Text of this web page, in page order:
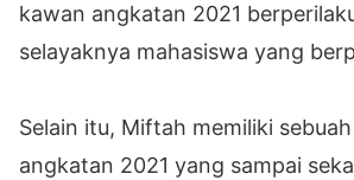
kawan angkatan 2021
selayaknya mahasiswa yang
Selain itu, Miftah memiliki
angkatan 2021 yang sampai